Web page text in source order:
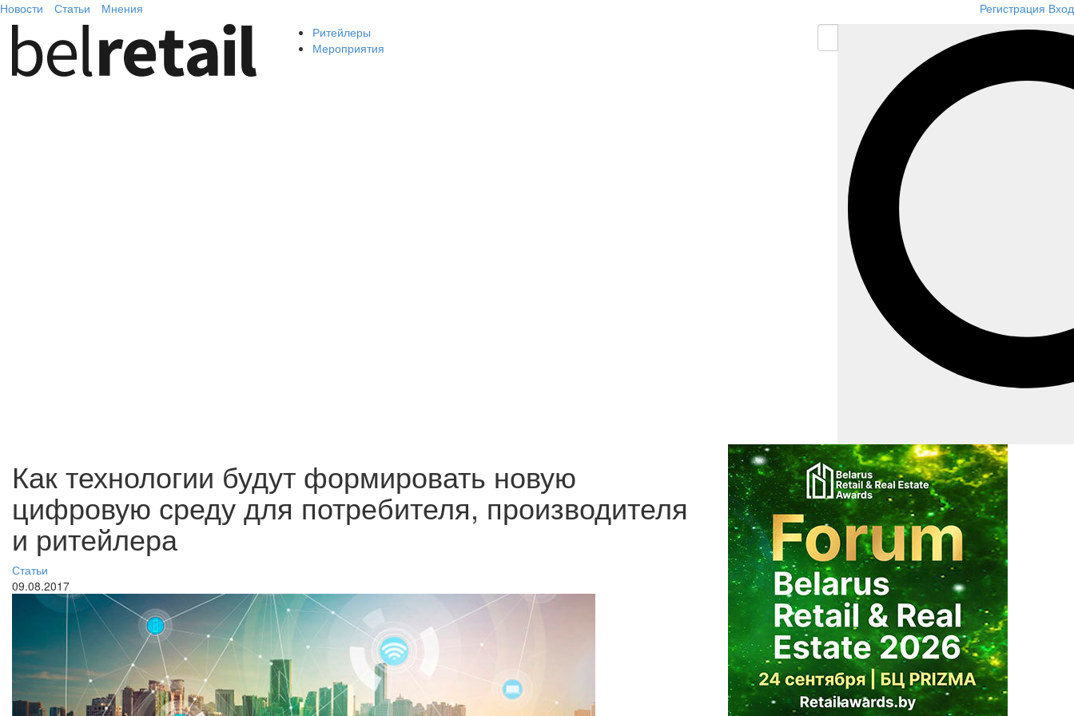
Новости Статьи Мнения Регистрация Вход
Ритейлеры
Мероприятия
Как технологии будут формировать новую
цифровую среду для потребителя, производителя
и ритейлера
Статьи
09.08.2017